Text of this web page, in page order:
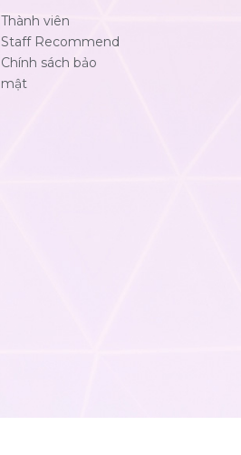
Thành viên
Staff Recommend
Chính sách bảo
mật